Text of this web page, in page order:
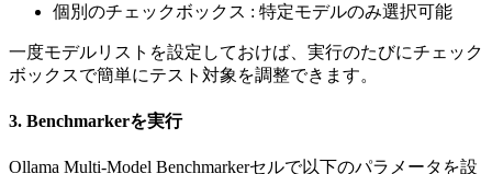
個別のチェックボックス : 特定モデルのみ選択可能
一度モデルリストを設定しておけば、実行のたびにチェック
ボックスで簡単にテスト対象を調整できます。
3. Benchmarkerを実行
Ollama Multi-Model Benchmarkerセルで以下のパラメータを設